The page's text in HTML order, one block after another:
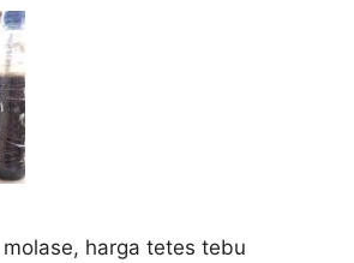
harga tetes tebu